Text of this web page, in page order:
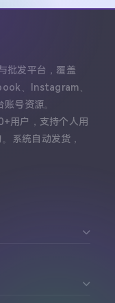
批发平台，覆盖
、Instagram、
号资源。
用户，支持个人用
系统自动发货，